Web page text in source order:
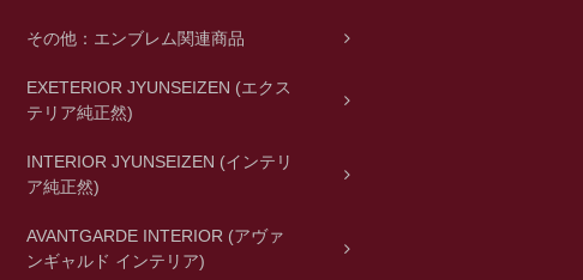
その他：エンブレム関連商品
EXETERIOR JYUNSEIZEN (エクス
テリア純正然)
INTERIOR JYUNSEIZEN (インテリ
ア純正然)
AVANTGARDE INTERIOR (アヴァ
ンギャルド インテリア)